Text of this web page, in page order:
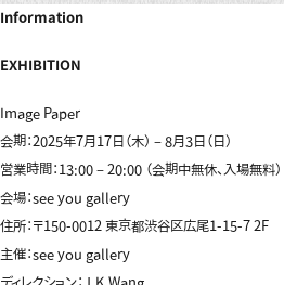
Information
EXHIBITION
Image Paper
会期：2025年7月17日（木） – 8月3日（日）
営業時間：13:00 – 20:00 （会期中無休、入場無料）
会場：see you gallery
住所：〒150-0012 東京都渋谷区広尾1-15-7 2F
主催：see you gallery
ディレクション：J.K.Wang